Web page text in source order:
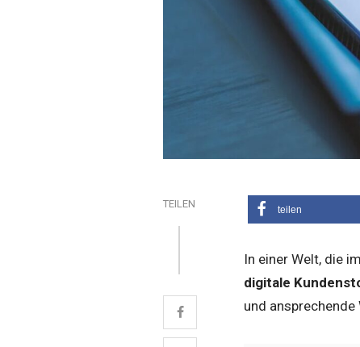
TEILEN teilen
In einer Welt, die
digitale
und